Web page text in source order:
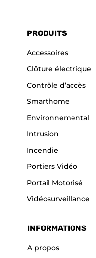
PRODUITS
Accessoires
Clôture électrique
Contrôle d’accès
Smarthome
Environnemental
Intrusion
Incendie
Portiers Vidéo
Portail Motorisé
Vidéosurveillance
INFORMATIONS
A propos